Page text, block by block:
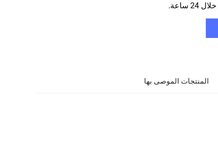
ساعة.
المنتجات الموصى بها